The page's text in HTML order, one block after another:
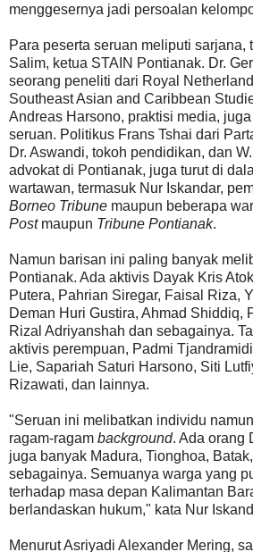
menggesernya jadi persoalan
Para peserta seruan meliputi sarjana,
Salim, ketua STAIN Pontianak. Dr.
seorang peneliti dari Royal
Southeast Asian and Caribbean
Andreas Harsono, praktisi media,
seruan. Politikus Frans Tshai dari
Dr. Aswandi, tokoh pendidikan, dan
advokat di Pontianak, juga turut di
wartawan, termasuk Nur Iskandar,
Borneo Tribune maupun beberapa
Postmaupun Tribune Pontianak.
Namun barisan ini paling banyak
Pontianak. Ada aktivis Dayak Kris
Putera, Pahrian Siregar, Faisal Riza,
Deman Huri Gustira, Ahmad Shiddiq,
Rizal Adriyanshah dan sebagainya.
aktivis perempuan, Padmi
Lie, Sapariah Saturi Harsono, Siti
Rizawati, dan lainnya.
"Seruan ini melibatkan individu
ragam-ragam background. Ada orang
juga banyak Madura, Tionghoa,
sebagainya. Semuanya warga yang
terhadap masa depan Kalimantan
berlandaskan hukum," kata Nur
Menurut Asriyadi Alexander Mering,